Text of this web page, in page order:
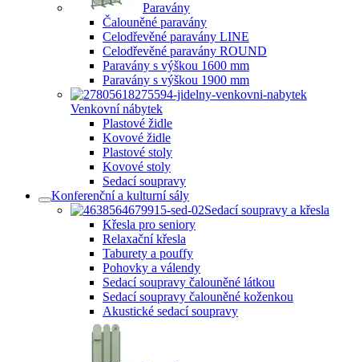
Paravány
Čalouněné paravány
Celodřevěné paravány LINE
Celodřevěné paravány ROUND
Paravány s výškou 1600 mm
Paravány s výškou 1900 mm
Venkovní nábytek
Plastové židle
Kovové židle
Plastové stoly
Kovové stoly
Sedací soupravy
Konferenční a kulturní sály
Sedací soupravy a křesla
Křesla pro seniory
Relaxační křesla
Taburety a pouffy
Pohovky a válendy
Sedací soupravy čalouněné látkou
Sedací soupravy čalouněné koženkou
Akustické sedací soupravy